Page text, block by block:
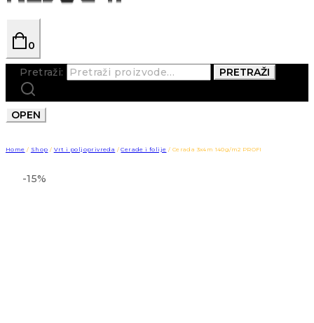
0
Pretraži: PRETRAŽI
OPEN
Home / Shop / Vrt i poljoprivreda / Cerade i folije / Cerada 3x4m 140g/m2 PROFI
-15%